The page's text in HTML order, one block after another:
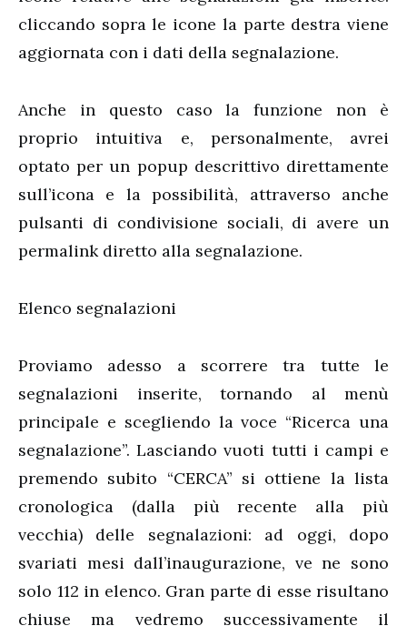
cliccando sopra le icone la parte destra viene
aggiornata con i dati della segnalazione.
Anche in questo caso la funzione non è
proprio intuitiva e, personalmente, avrei
optato per un popup descrittivo direttamente
sull’icona e la possibilità, attraverso anche
pulsanti di condivisione sociali, di avere un
permalink diretto alla segnalazione.
Elenco segnalazioni
Proviamo adesso a scorrere tra tutte le
segnalazioni inserite, tornando al menù
principale e scegliendo la voce “Ricerca una
segnalazione”. Lasciando vuoti tutti i campi e
premendo subito “CERCA” si ottiene la lista
cronologica (dalla più recente alla più
vecchia) delle segnalazioni: ad oggi, dopo
svariati mesi dall’inaugurazione, ve ne sono
solo 112 in elenco. Gran parte di esse risultano
chiuse ma vedremo successivamente il